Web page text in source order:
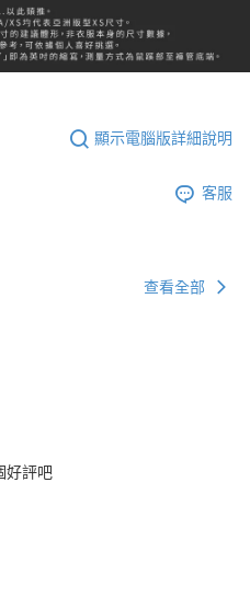
顯示電腦版詳細說明
客服
查看全部
好評吧